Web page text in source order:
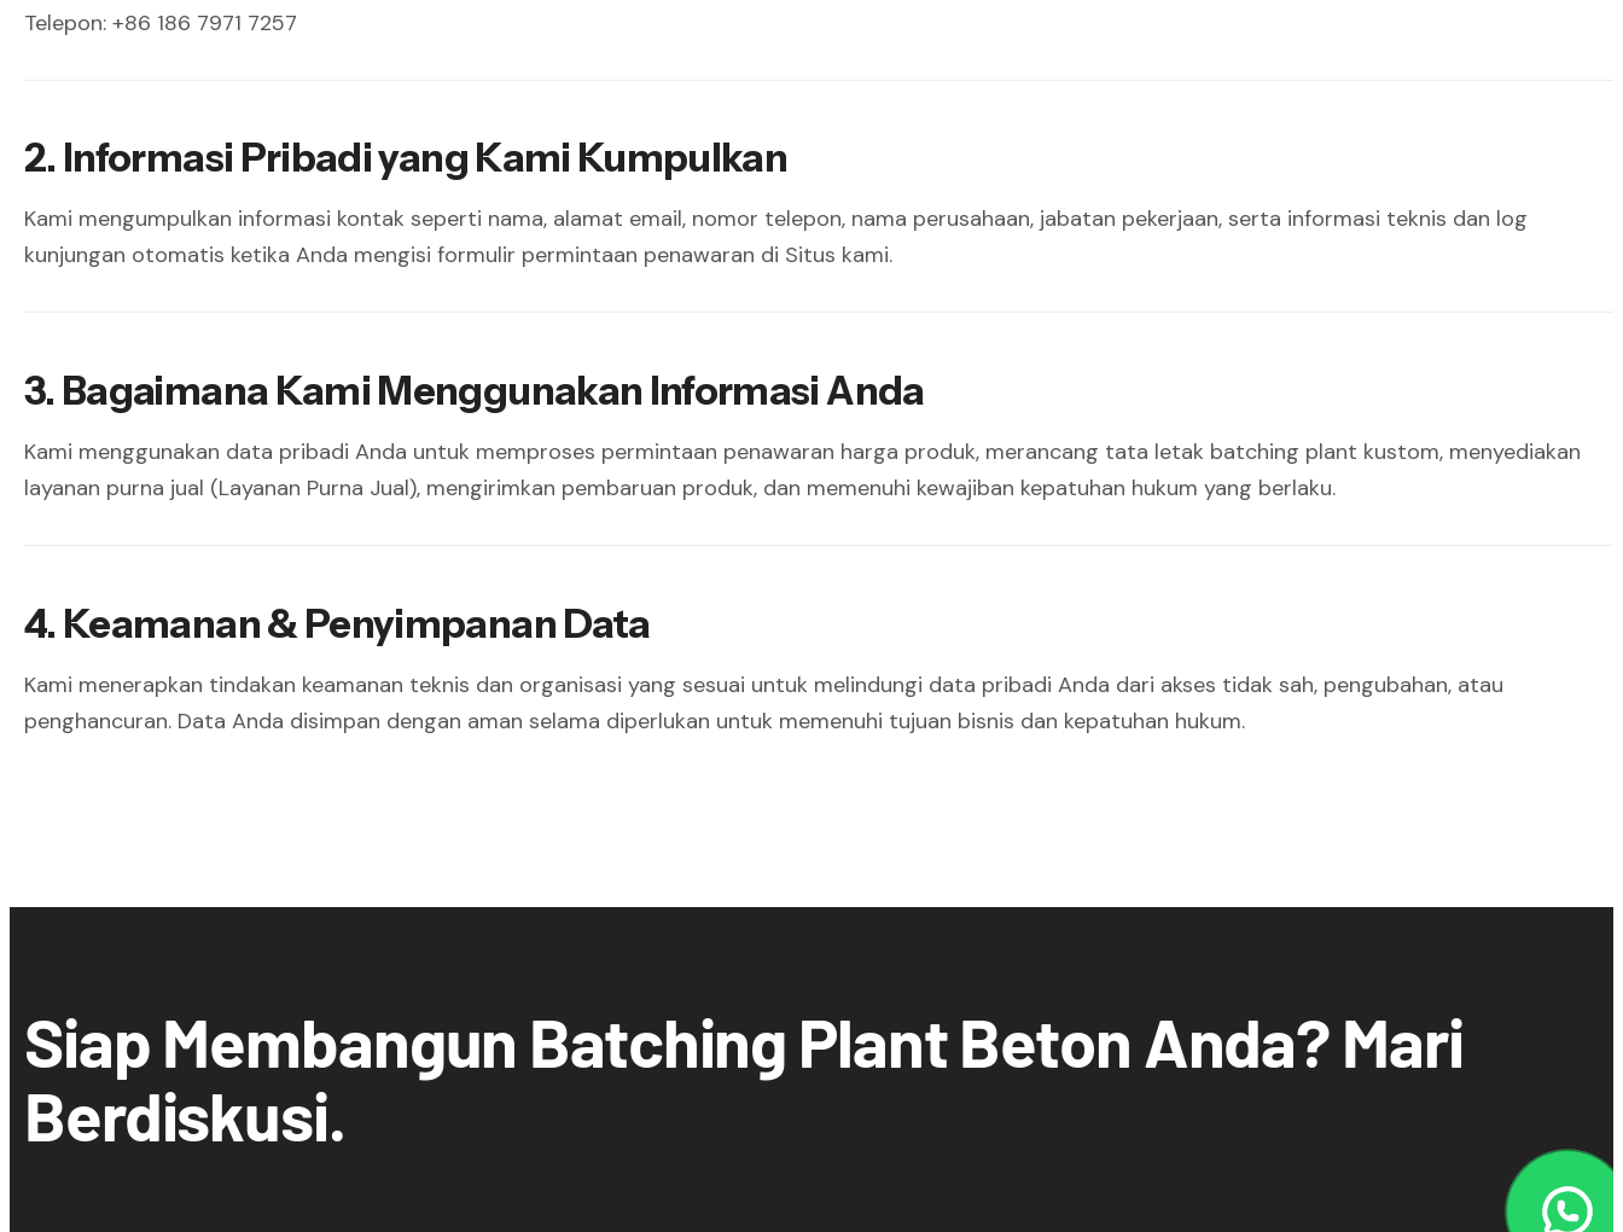
Telepon: +86 186 7971 7257
2. Informasi Pribadi yang Kami Kumpulkan
Kami mengumpulkan informasi kontak seperti nama, alamat email, nomor telepon, nama perusahaan, jabatan pekerjaan, serta informasi teknis dan log
kunjungan otomatis ketika Anda mengisi formulir permintaan penawaran di Situs kami.
3. Bagaimana Kami Menggunakan Informasi Anda
Kami menggunakan data pribadi Anda untuk memproses permintaan penawaran harga produk, merancang tata letak batching plant kustom, menyediakan
layanan purna jual (Layanan Purna Jual), mengirimkan pembaruan produk, dan memenuhi kewajiban kepatuhan hukum yang berlaku.
4. Keamanan & Penyimpanan Data
Kami menerapkan tindakan keamanan teknis dan organisasi yang sesuai untuk melindungi data pribadi Anda dari akses tidak sah, pengubahan, atau
penghancuran. Data Anda disimpan dengan aman selama diperlukan untuk memenuhi tujuan bisnis dan kepatuhan hukum.
Siap Membangun Batching Plant Beton Anda? Mari
Berdiskusi.